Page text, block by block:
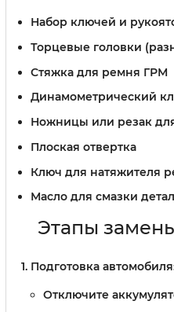
Набор ключей и
Торцевые головки
Стяжка для ремня ГРМ
Динамометрический
Ножницы или резак
Плоская отвертка
Ключ для натяжителя
Масло для смазки
Этапы
Подготовка
Отключите